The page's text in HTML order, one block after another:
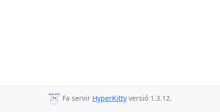
Fa servir HyperKitty versió 1.3.12.